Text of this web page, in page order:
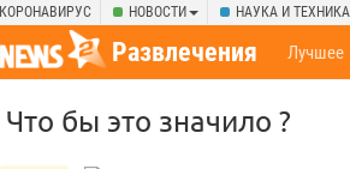
КОРОНАВИРУС НОВОСТИ НАУКА И ТЕХНИКА
Развлечения Лучшее
Что бы это значило ?